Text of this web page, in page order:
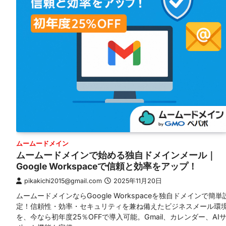
ムームードメイン
ムームードメインで始める独自ドメインメール｜
Google Workspaceで信頼と効率をアップ！
pikakichi2015@gmail.com 2025年11月20日
ムームードメインならGoogle Workspaceを独自ドメインで簡単
定！信頼性・効率・セキュリティを兼ね備えたビジネスメール環
を、今なら初年度25％OFFで導入可能。Gmail、カレンダー、AIサ